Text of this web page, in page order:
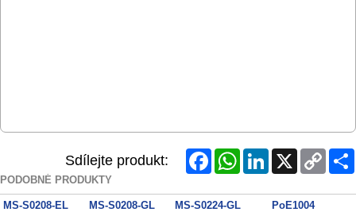
Sdílejte produkt: FacebookWhatsAppLinkedInX
Copy
Link
PODOBNÉ PRODUKTY
MS-S0208-EL MS-S0208-GL MS-S0224-GL PoE1004